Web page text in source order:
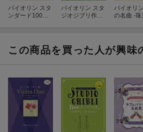
難易度: 中級
[10] 夢はひそかに
難易度: 中級
編成: バイオリンI ,II/ピアノ
難易度: 中級
[12] スーパーカリフラジリスティックエク
「メリーポピンズ」より
編成: バイオリンI ,II/ピアノ
編成: バイオリンI ,II/ピアノ
グレード: 中級
「白雪姫」より
[9] ひとりぼっちの晩餐会
「美女と野獣」より
編成: バイオリンI ,II/ピアノ
グレード: 中級
バイオリン スタ
ンダード100曲
バイオリン スタ
ジオジブリ作品
&カラオケ伴奏
音源付
バイオリ
の名曲 -珠
この商品を買った人が興味